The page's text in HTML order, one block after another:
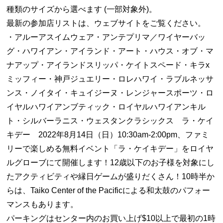
種類のサイズから選べます (一部対象外)。
最新の参加店リストは、ウェブサイトをご覧ください。
・アルーアスイムウェア・アンテプリマ／ワイヤーバッ
グ・ハワイアン・アイランド・アート・ハウス・オブ・マ
ナアップ・アイランドスリッパ・ケイトスペード・キラx
ミッフィー・神戸ジュエリー・ロレハワイ・ラブルネッサ
ンス・ノイタイ・キュイジーヌ・レンジャースポーツ・ロ
イヤルハワイアンブティック・ロイヤルハワイアンキル
ト・シルバーラニス・ウェスタンクラシックス ラ・ケイ
キデー 2022年8月14日（日）10:30am-2:00pm、ファミ
リーで楽しめる無料イベント「ラ・ケイキデー」をロイヤ
ルグローブにて開催します！12歳以下のお子様を対象にし
たアクティビティや縁日ゲームが盛りだくさん！10時半か
らは、Taiko Center of the Pacificによる和太鼓のパフォー
マンスもあります。
パーキングはセンター内のお買い上げ$10以上で最初の1時